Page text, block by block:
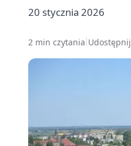
20 stycznia 2026
2 min czytania Udostępnij